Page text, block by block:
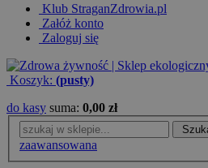
Klub StraganZdrowia.pl
Załóż konto
Zaloguj się
Koszyk: (pusty)
do kasy suma: 0,00 zł
zaawansowana